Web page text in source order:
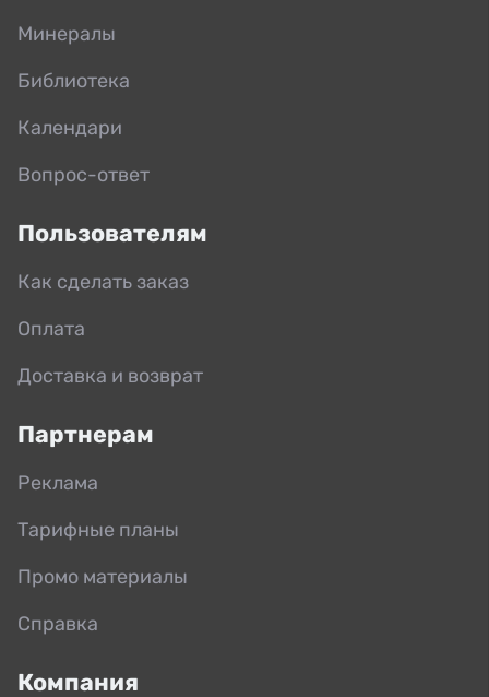
Минералы
Библиотека
Календари
Вопрос-ответ
Пользователям
Как сделать заказ
Оплата
Доставка и возврат
Партнерам
Реклама
Тарифные планы
Промо материалы
Справка
Компания